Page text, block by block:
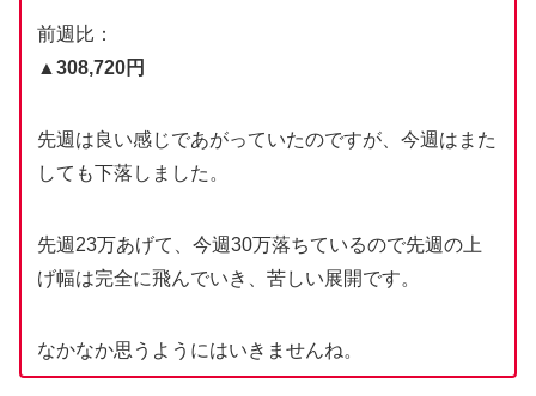
前週比：
▲308,720円
先週は良い感じであがっていたのですが、今週はまた
しても下落しました。
先週23万あげて、今週30万落ちているので先週の上
げ幅は完全に飛んでいき、苦しい展開です。
なかなか思うようにはいきませんね。